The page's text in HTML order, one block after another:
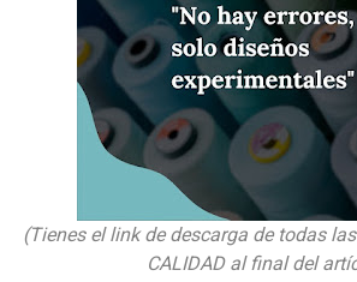
(Tienes el link de descarga de todas
CALIDAD al final del